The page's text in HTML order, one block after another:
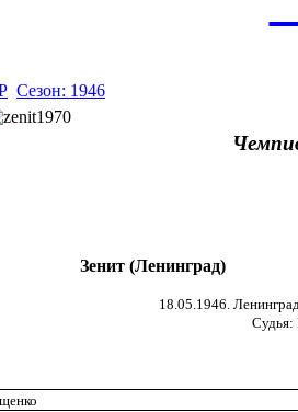
Сезон: 1946
Зенит (Ленинград)
18.05.1946.